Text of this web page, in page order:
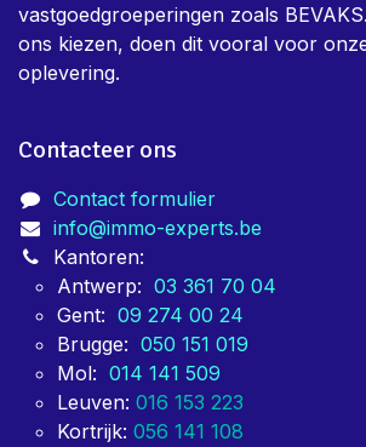
vastgoedgroeperingen zoals
ons kiezen, doen dit vooral voor
oplevering.
Contacteer ons
Contact formulier
info@immo-experts.be
Kantoren:
Antwerp: 03 361 70 04
Gent: 09 274 00 24
Brugge: 050 151 019
Mol: 014 141 509
Leuven: 016 153 223
Kortrijk: 056 141 108